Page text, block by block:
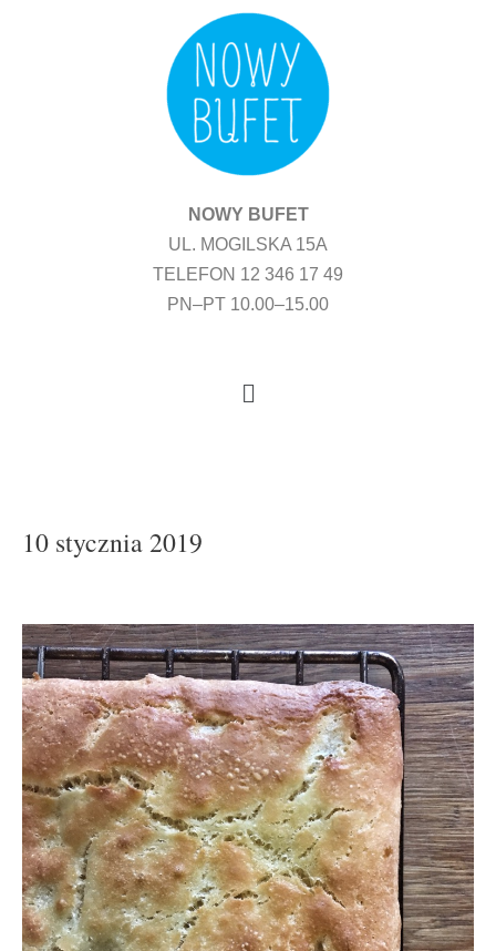
NOWY BUFET
UL. MOGILSKA 15A
TELEFON 12 346 17 49
PN–PT 10.00–15.00
Menu
10 stycznia 2019